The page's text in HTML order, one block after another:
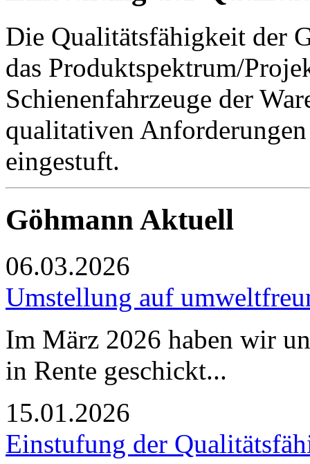
Die Qualitätsfähigkeit der
das Produktspektrum/
Schienenfahrzeuge der
qualitativen
eingestuft.
Göhmann Aktuell
06.03.2026
Umstellung auf
Im März 2026 haben wir
in Rente geschickt...
15.01.2026
Einstufung der